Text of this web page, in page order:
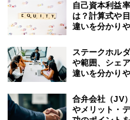
自己資本利益
は？計算式や
違いを分かり
ステークホル
や範囲、シェ
違いを分かり
合弁会社（JV
やメリット・